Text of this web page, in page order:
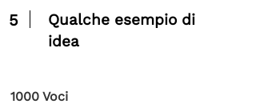
5
Qualche esempio di
idea
1000 Voci